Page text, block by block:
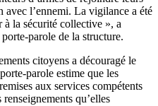
avec l’ennemi. La vigilance a été
la sécurité collective », a
parole de la structure.
citoyens a découragé le
parole estime que les
aux services compétents
qu’elles